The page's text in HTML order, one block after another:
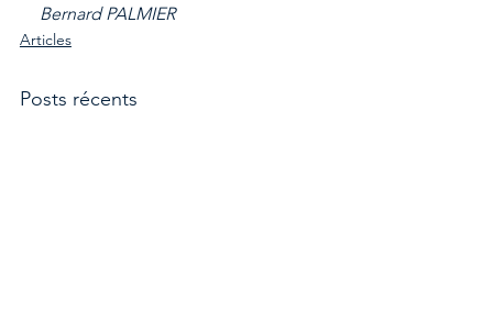
Bernard PALMIER
Articles
Posts récents